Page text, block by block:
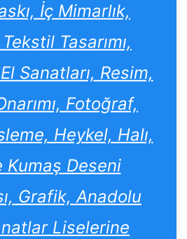
İç Mimarlık,
Tasarımı,
Sanatları, Resim,
Fotoğraf,
Heykel, Halı,
Kumaş Deseni
Grafik, Anadolu
Liselerine